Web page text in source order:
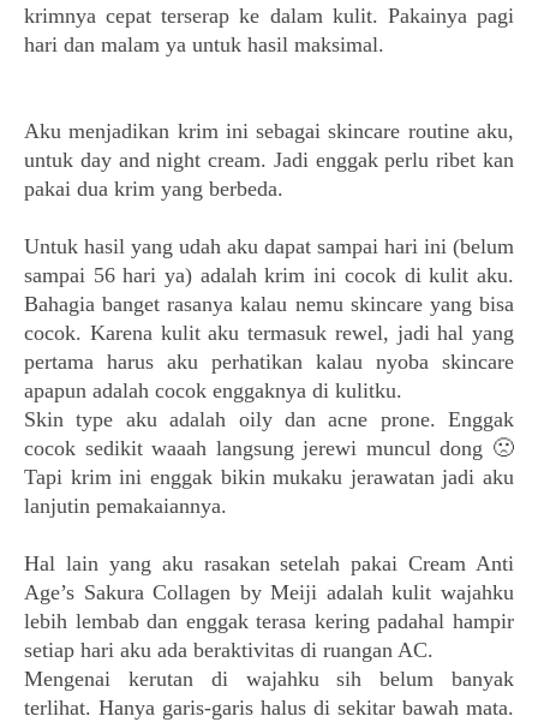
krimnya cepat terserap ke dalam kulit. Pakainya pagi
hari dan malam ya untuk hasil maksimal.
Aku menjadikan krim ini sebagai skincare routine aku,
untuk day and night cream. Jadi enggak perlu ribet kan
pakai dua krim yang berbeda.
Untuk hasil yang udah aku dapat sampai hari ini (belum
sampai 56 hari ya) adalah krim ini cocok di kulit aku.
Bahagia banget rasanya kalau nemu skincare yang bisa
cocok. Karena kulit aku termasuk rewel, jadi hal yang
pertama harus aku perhatikan kalau nyoba skincare
apapun adalah cocok enggaknya di kulitku.
Skin type aku adalah oily dan acne prone. Enggak
cocok sedikit waaah langsung jerewi muncul dong 🙁
Tapi krim ini enggak bikin mukaku jerawatan jadi aku
lanjutin pemakaiannya.
Hal lain yang aku rasakan setelah pakaiCream Anti
Age’s Sakura Collagen by Meiji adalah kulit wajahku
lebih lembab dan enggak terasa kering padahal hampir
setiap hari aku ada beraktivitas di ruangan AC.
Mengenai kerutan di wajahku sih belum banyak
terlihat. Hanya garis-garis halus di sekitar bawah mata.